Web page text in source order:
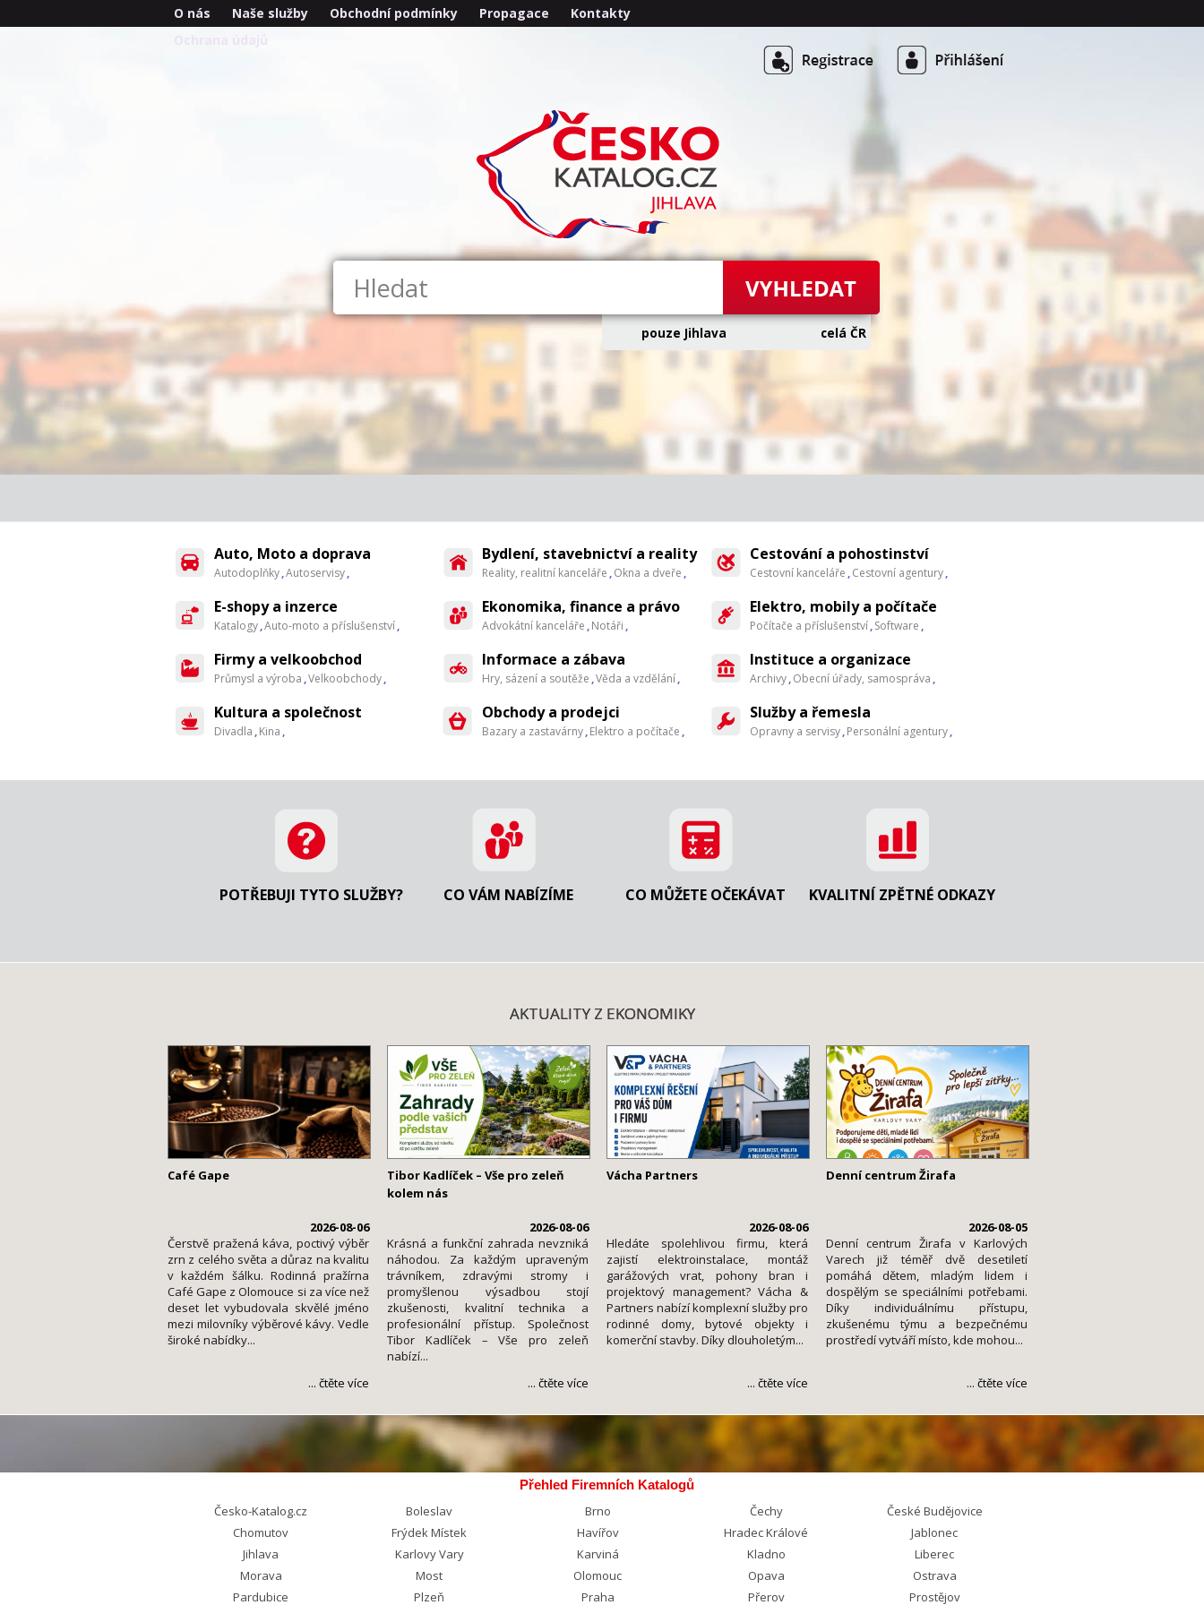
O nás Naše služby Obchodní podmínky Propagace
Kontakty
Ochrana údajů
pouze Jihlava celá ČR
Auto, Moto a doprava
Autodoplňky,Autoservisy,
Bydlení, stavebnictví a reality
Reality, realitní kanceláře ,Okna a dveře ,
Cestování a pohostinství
Cestovní kanceláře ,Cestovní agentury,
E-shopy a inzerce
Katalogy,Auto-moto a příslušenství,
Ekonomika, finance a právo
Advokátní kanceláře ,Notáři ,
Elektro, mobily a počítače
Počítače a příslušenství,Software ,
Firmy a velkoobchod
Průmysl a výroba ,Velkoobchody,
Informace a zábava
Hry, sázení a soutěže ,Věda a vzdělání,
Instituce a organizace
Archivy,Obecní úřady, samospráva ,
Kultura a společnost
Divadla ,Kina ,
Obchody a prodejci
Bazary a zastavárny,Elektro a počítače ,
Služby a řemesla
Opravny a servisy,Personální agentury,
POTŘEBUJI TYTO SLUŽBY? CO VÁM NABÍZÍME CO MŮŽETE OČEKÁVAT KVALITNÍ ZPĚTNÉ ODKAZY
AKTUALITY Z EKONOMIKY
Café Gape
2026-08-06
Čerstvě pražená káva, poctivý výběr
zrn z celého světa a důraz na kvalitu
v každém šálku. Rodinná pražírna
Café Gape z Olomouce si za více než
deset let vybudovala skvělé jméno
mezi milovníky výběrové kávy. Vedle
široké nabídky...
... čtěte více
Tibor Kadlíček – Vše pro zeleň
kolem nás
2026-08-06
Krásná a funkční zahrada nevzniká
náhodou. Za každým upraveným
trávníkem, zdravými stromy i
promyšlenou výsadbou stojí
zkušenosti, kvalitní technika a
profesionální přístup. Společnost
Tibor Kadlíček – Vše pro zeleň
nabízí...
... čtěte více
Vácha Partners
2026-08-06
Hledáte spolehlivou firmu, která
zajistí elektroinstalace, montáž
garážových vrat, pohony bran i
projektový management? Vácha &
Partners nabízí komplexní služby pro
rodinné domy, bytové objekty i
komerční stavby. Díky dlouholetým...
... čtěte více
Denní centrum Žirafa
2026-08-05
Denní centrum Žirafa v Karlových
Varech již téměř dvě desetiletí
pomáhá dětem, mladým lidem i
dospělým se speciálními potřebami.
Díky individuálnímu přístupu,
zkušenému týmu a bezpečnému
prostředí vytváří místo, kde mohou...
... čtěte více
Přehled Firemních Katalogů
Česko-Katalog.cz Boleslav Brno Čechy
České Budějovice
Chomutov
Frýdek Místek Havířov Hradec Králové
Jablonec
Jihlava
Karlovy Vary Karviná Kladno
Liberec
Morava
Most Olomouc Opava
Ostrava
Pardubice
Plzeň Praha Přerov Prostějov